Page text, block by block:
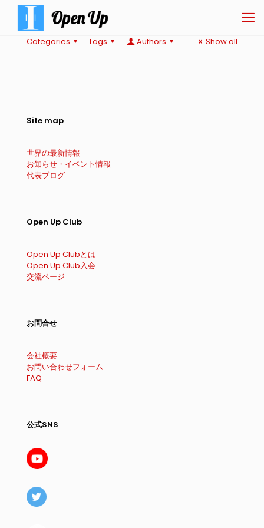
Categories Tags Authors Show all
Site map
世界の最新情報
お知らせ・イベント情報
代表ブログ
Open Up Club
Open Up Clubとは
Open Up Club入会
交流ページ
お問合せ
会社概要
お問い合わせフォーム
FAQ
公式SNS